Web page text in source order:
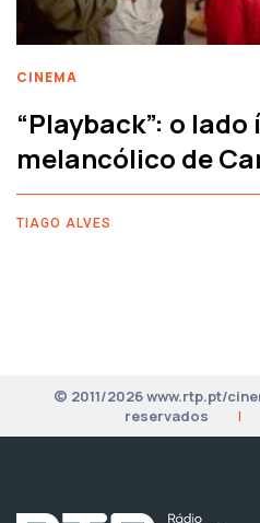
CINEMA
“Playback”: o
melancólico de
TIAGO ALVES
© 2011/2026 www.rtp.pt/
reservados
|